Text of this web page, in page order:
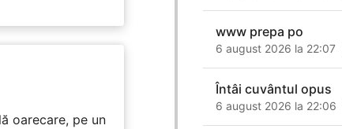
oarecare, pe un
www prepa po
6 august 2026 la 22:07
Întâi cuvântul opus
6 august 2026 la 22:06